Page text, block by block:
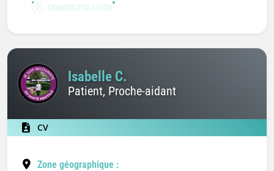
CONSULTER LE CV
Isabelle C.
Patient, Proche-aidant
CV
Zone géographique :